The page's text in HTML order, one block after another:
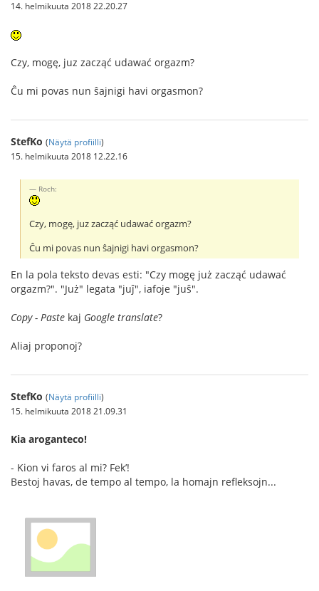
14. helmikuuta 2018 22.20.27
Czy, mogę, juz zacząć udawać orgazm?
Ĉu mi povas nun ŝajnigi havi orgasmon?
StefKo (Näytä profiilli)
15. helmikuuta 2018 12.22.16
Roch:
Czy, mogę, juz zacząć udawać orgazm?
Ĉu mi povas nun ŝajnigi havi orgasmon?
En la pola teksto devas esti: "Czy mogę już zacząć udawać
orgazm?". "Już" legata "juĵ", iafoje "juŝ".
Copy - Paste kaj Google translate?
Aliaj proponoj?
StefKo (Näytä profiilli)
15. helmikuuta 2018 21.09.31
Kia aroganteco!
- Kion vi faros al mi? Fek’!
Bestoj havas, de tempo al tempo, la homajn refleksojn...